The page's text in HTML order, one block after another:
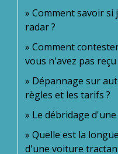
Comment savoir si
radar ?
Comment
vous n'avez pas
Dépannage sur
règles et les tarifs ?
Le débridage
Quelle est la
d'une voiture